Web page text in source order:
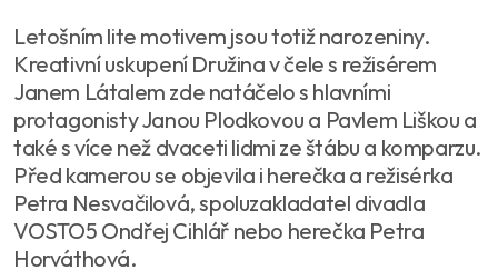
Letošním lite motivem jsou totiž narozeniny.
Kreativní uskupení Družina v čele s režisérem
Janem Látalem zde natáčelo s hlavními
protagonisty Janou Plodkovou a Pavlem Liškou a
také s více než dvaceti lidmi ze štábu a komparzu.
Před kamerou se objevila i herečka a režisérka
Petra Nesvačilová, spoluzakladatel divadla
VOSTO5 Ondřej Cihlář nebo herečka Petra
Horváthová.